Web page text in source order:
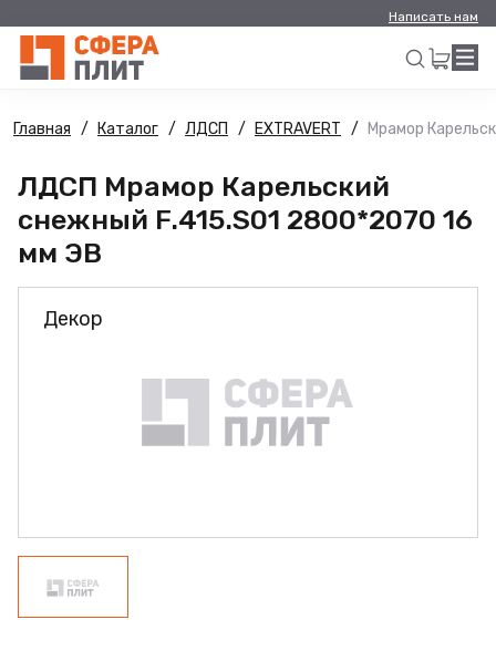
Написать нам
Искать
Главная Каталог ЛДСП EXTRAVERT Мрамор
ЛДСП Мрамор Карельский
снежный F.415.S01 2800*2070 16
мм ЭВ
Декор